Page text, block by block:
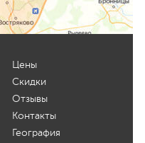
Цены
Скидки
Отзывы
Контакты
География